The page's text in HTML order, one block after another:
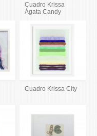
Cuadro Krissa
Ágata Candy
Cuadro Krissa City